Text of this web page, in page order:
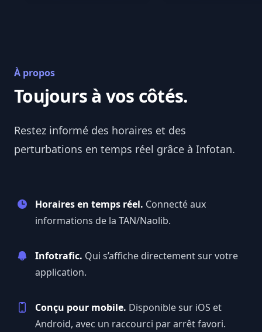
À propos
Toujours à vos côtés.
Restez informé des horaires et des
perturbations en temps réel grâce à Infotan.
Horaires en temps réel. Connecté aux
informations de la TAN/Naolib.
Infotrafic. Qui s’affiche directement sur votre
application.
Conçu pour mobile. Disponible sur iOS et
Android, avec un raccourci par arrêt favori.